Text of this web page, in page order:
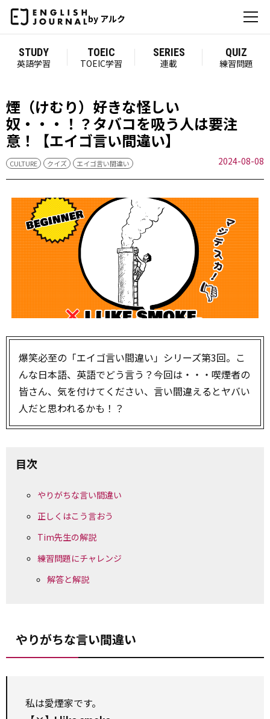
by アルク
STUDY
英語学習
TOEIC
TOEIC学習
SERIES
連載
QUIZ
練習問題
煙（けむり）好きな怪しい
奴・・・！？タバコを吸う人は要注
意！【エイゴ言い間違い】
CULTURE クイズ エイゴ言い間違い 2024-08-08
爆笑必至の「エイゴ言い間違い」シリーズ第3回。こ
んな日本語、英語でどう言う？今回は・・・喫煙者の
皆さん、気を付けてください、言い間違えるとヤバい
人だと思われるかも！？
目次
やりがちな言い間違い
正しくはこう言おう
Tim先生の解説
練習問題にチャレンジ
解答と解説
やりがちな言い間違い
私は愛煙家です。